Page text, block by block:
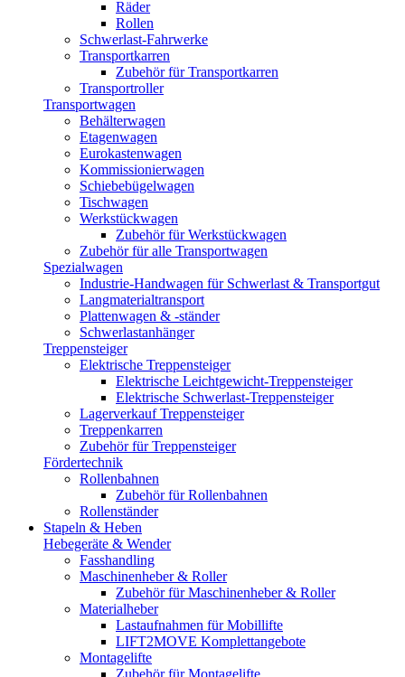
Räder
Rollen
Schwerlast-Fahrwerke
Transportkarren
Zubehör für Transportkarren
Transportroller
Transportwagen
Behälterwagen
Etagenwagen
Eurokastenwagen
Kommissionierwagen
Schiebebügelwagen
Tischwagen
Werkstückwagen
Zubehör für Werkstückwagen
Zubehör für alle Transportwagen
Spezialwagen
Industrie-Handwagen für Schwerlast & Transportgut
Langmaterialtransport
Plattenwagen & -ständer
Schwerlastanhänger
Treppensteiger
Elektrische Treppensteiger
Elektrische Leichtgewicht-Treppensteiger
Elektrische Schwerlast-Treppensteiger
Lagerverkauf Treppensteiger
Treppenkarren
Zubehör für Treppensteiger
Fördertechnik
Rollenbahnen
Zubehör für Rollenbahnen
Rollenständer
Stapeln & Heben
Hebegeräte & Wender
Fasshandling
Maschinenheber & Roller
Zubehör für Maschinenheber & Roller
Materialheber
Lastaufnahmen für Mobillifte
LIFT2MOVE Komplettangebote
Montagelifte
Zubehör für Montagelifte